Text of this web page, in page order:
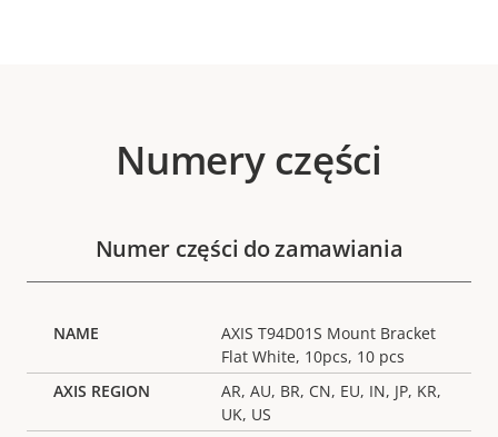
Numery części
Numer części do zamawiania
AXIS T94D01S Mount Bracket
Flat White, 10pcs, 10 pcs
AR, AU, BR, CN, EU, IN, JP, KR,
UK, US